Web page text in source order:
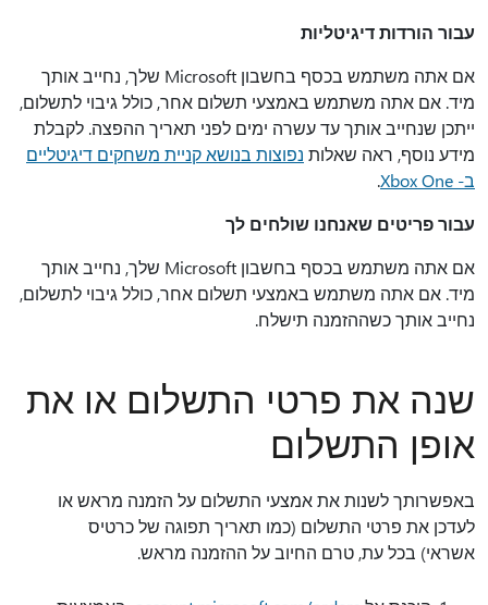
עבור הורדות דיגיטליות
אם אתה משתמש בכסף בחשבון Microsoft שלך, נחייב אותך
מיד. אם אתה משתמש באמצעי תשלום אחר, כולל גיבוי לתשלום,
ייתכן שנחייב אותך עד עשרה ימים לפני תאריך ההפצה. לקבלת
מידע נוסף, ראה שאלות נפוצות בנושא קניית משחקים דיגיטליים
ב- Xbox One
.
עבור פריטים שאנחנו שולחים לך
אם אתה משתמש בכסף בחשבון Microsoft שלך, נחייב אותך
מיד. אם אתה משתמש באמצעי תשלום אחר, כולל גיבוי לתשלום,
נחייב אותך כשההזמנה תישלח.
שנה את פרטי התשלום או את
אופן התשלום
באפשרותך לשנות את אמצעי התשלום על הזמנה מראש או
לעדכן את פרטי התשלום (כמו תאריך תפוגה של כרטיס
אשראי) בכל עת, טרם החיוב על ההזמנה מראש.